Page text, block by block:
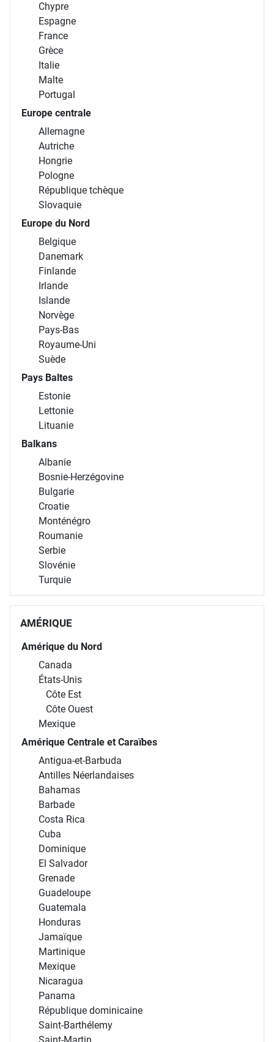
Chypre
Espagne
France
Grèce
Italie
Malte
Portugal
Europe centrale
Allemagne
Autriche
Hongrie
Pologne
République tchèque
Slovaquie
Europe du Nord
Belgique
Danemark
Finlande
Irlande
Islande
Norvège
Pays-Bas
Royaume-Uni
Suède
Pays Baltes
Estonie
Lettonie
Lituanie
Balkans
Albanie
Bosnie-Herzégovine
Bulgarie
Croatie
Monténégro
Roumanie
Serbie
Slovénie
Turquie
AMÉRIQUE
Amérique du Nord
Canada
États-Unis
Côte Est
Côte Ouest
Mexique
Amérique Centrale et Caraïbes
Antigua-et-Barbuda
Antilles Néerlandaises
Bahamas
Barbade
Costa Rica
Cuba
Dominique
El Salvador
Grenade
Guadeloupe
Guatemala
Honduras
Jamaïque
Martinique
Mexique
Nicaragua
Panama
République dominicaine
Saint-Barthélemy
Saint-Martin